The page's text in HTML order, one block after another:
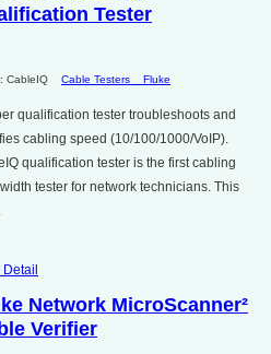
Tester
CableIQ Cable Testers Fluke
qualification tester troubleshoots and
cabling speed (10/100/1000/VoIP).
qualification tester is the first cabling
tester for network technicians. This
Detail
Network MicroScanner²
Verifier